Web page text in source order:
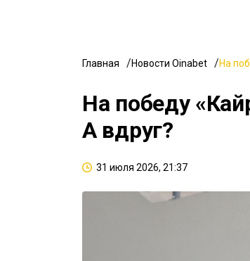
Главная Новости Oinabet На
На победу
А вдруг?
31 июля 2026, 21:37